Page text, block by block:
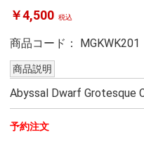
￥4,500 税込
商品コード： MGKWK201
商品説明
Abyssal Dwarf Grotesque
予約注文